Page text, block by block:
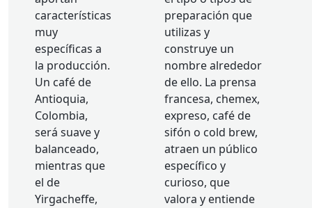
características
muy
específicas a
la producción.
Un café de
Antioquia,
Colombia,
será suave y
balanceado,
mientras que
el de
Yirgacheffe,
preparación que
utilizas y
construye un
nombre alrededor
de ello. La prensa
francesa, chemex,
expreso, café de
sifón o cold brew,
atraen un público
específico y
curioso, que
valora y entiende